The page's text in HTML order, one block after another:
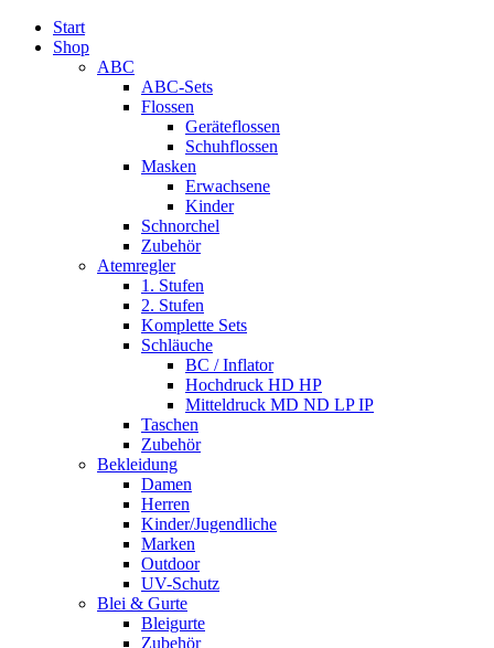
Start
Shop
ABC
ABC-Sets
Flossen
Geräteflossen
Schuhflossen
Masken
Erwachsene
Kinder
Schnorchel
Zubehör
Atemregler
1. Stufen
2. Stufen
Komplette Sets
Schläuche
BC / Inflator
Hochdruck HD HP
Mitteldruck MD ND LP IP
Taschen
Zubehör
Bekleidung
Damen
Herren
Kinder/Jugendliche
Marken
Outdoor
UV-Schutz
Blei & Gurte
Bleigurte
Zubehör